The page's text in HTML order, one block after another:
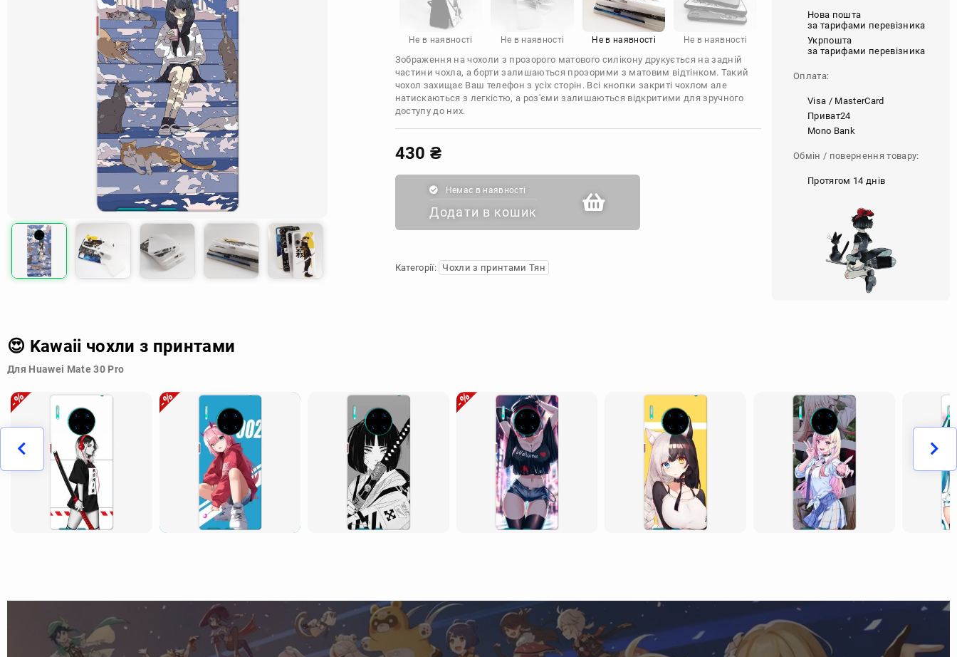
OnePlus
Google
Doogee
Motorola
Не в наявності Не в наявності Не в наявності Не в наявності
Зображення на чохоли з прозорого матового силікону друкується на задній
частини чохла, а борти залишаються прозорими з матовим відтінком. Такий
чохол захищає Ваш телефон з усіх сторін. Всі кнопки закриті чохлом але
натискаються з легкістю, а роз'єми залишаються відкритими для зручного
доступу до них.
430 ₴
Немає в наявності
Додати в кошик
Категорії: Чохли з принтами Тян
Нова пошта
за тарифами перевізника
Укрпошта
за тарифами перевізника
Оплата:
Visa / MasterCard
Приват24
Mono Bank
Обмін / повернення товару:
Протягом 14 днів
😍 Kawaii чохли з принтами
Для Huawei Mate 30 Pro